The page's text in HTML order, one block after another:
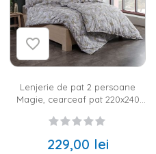
Lenjerie de pat 2 persoane
Magie, cearceaf pat 220x240
fete perna 50x70 cm, 100%
229,00 lei